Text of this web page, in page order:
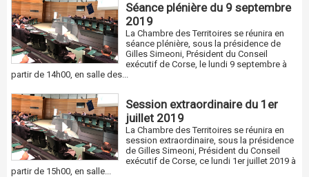
Séance plénière du 9 septembre
2019
La Chambre des Territoires se réunira en
séance plénière, sous la présidence de
Gilles Simeoni, Président du Conseil
exécutif de Corse, le lundi 9 septembre à
partir de 14h00, en salle des...
Session extraordinaire du 1er
juillet 2019
La Chambre des Territoires se réunira en
session extraordinaire, sous la présidence
de Gilles Simeoni, Président du Conseil
exécutif de Corse, ce lundi 1er juillet 2019 à
partir de 15h00, en salle...